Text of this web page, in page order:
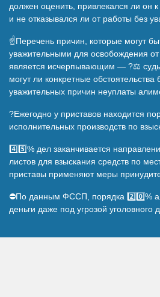
должен оценить, привлекался ли он
и не отказывался ли от работы без
☝️Перечень причин, которые могут
уважительными для освобождения от
является исчерпывающим — ?‍⚖️
могут ли конкретные обстоятельства
уважительных причин неуплаты
?Ежегодно у приставов находится
исполнительных производств по
4️⃣5️⃣% дел заканчивается
листов для взыскания средств по
приставы применяют меры
⛔По данным ФССП, порядка 2️⃣0️⃣%
деньги даже под угрозой уголовного